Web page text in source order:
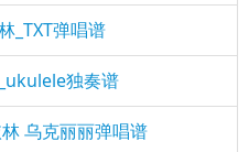
_TXT弹唱谱
独奏谱
乌克丽丽弹唱谱